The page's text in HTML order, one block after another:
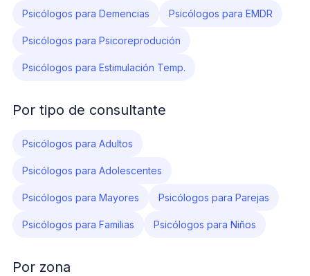
Psicólogos para Demencias Psicólogos para EMDR
Psicólogos para Psicoreprodución
Psicólogos para Estimulación Temp.
Por tipo de consultante
Psicólogos para Adultos
Psicólogos para Adolescentes
Psicólogos para Mayores Psicólogos para Parejas
Psicólogos para Familias Psicólogos para Niños
Por zona